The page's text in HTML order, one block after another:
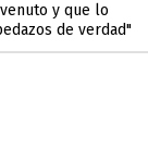
y que lo
de verdad"